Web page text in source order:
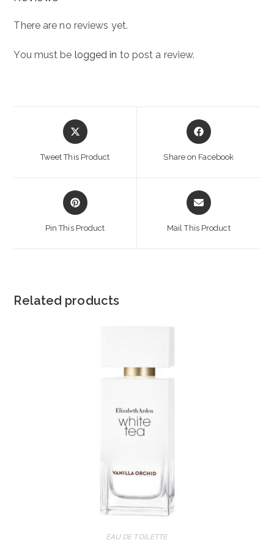
There are no reviews yet.
You must be logged in to post a review.
Opens
in
Tweet This Product
Opens
in
Share on Facebook
Opens
in
Pin This Product
Opens
in
Mail This Product
Related products
EAU DE TOILETTE